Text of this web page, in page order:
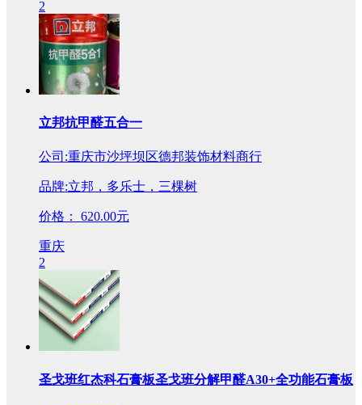
2
立邦抗甲醛五合一
公司:重庆市沙坪坝区德邦装饰材料商行
品牌:立邦，多乐士，三棵树
价格： 620.00元
重庆
2
圣戈班红杰科石膏板圣戈班分解甲醛A30+全功能石膏板